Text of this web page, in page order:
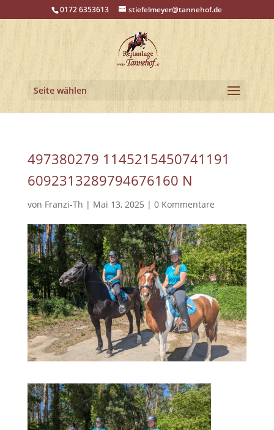
0172 6353613 stiefelmeyer@tannehof.de
Seite wählen
497380279 1145215450741191
6092313289794676160 N
von Franzi-Th | Mai 13, 2025 | 0 Kommentare